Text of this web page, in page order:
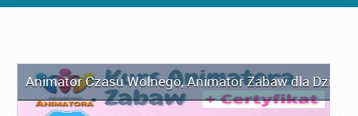
Animator Czasu Wolnego,Animator Zabaw dla Dzieci